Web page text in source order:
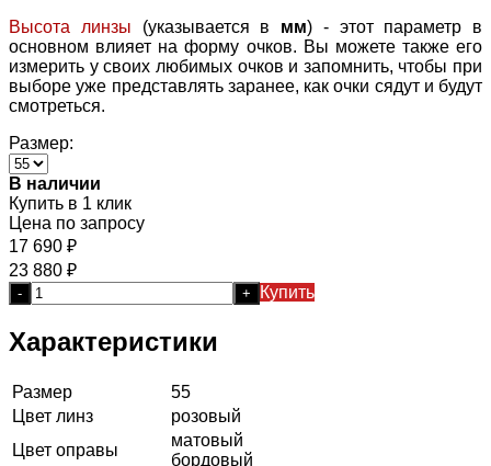
Высота линзы (указывается в мм) - этот параметр в
основном влияет на форму очков. Вы можете также его
измерить у своих любимых очков и запомнить, чтобы при
выборе уже представлять заранее, как очки сядут и будут
смотреться.
Размер:
В наличии
Купить в 1 клик
Цена по запросу
17 690 ₽
23 880 ₽
- + Купить
Характеристики
Размер
55
Цвет линз
розовый
Цвет оправы
матовый
бордовый